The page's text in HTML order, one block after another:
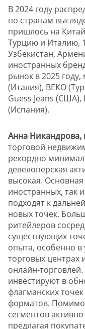
В 2024 году
по странам
пришлось на
Турцию и Италию,
Узбекистан,
иностранных
рынок в 2025
(Италия), BEKO
Guess Jeans (США),
(Испания).
Анна Никандрова,
торговой
рекордно
девелоперская
высокая.
иностранных, так
подходят к
новых точек.
ритейлеров
существующих
опыта, особенно в
торговых центрах
онлайн-
инвестируют в
флагманских
форматов. Помимо
сегментов
предлагая